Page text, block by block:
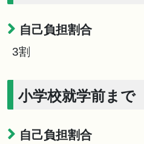
自己負担割合
3割
小学校就学前まで
自己負担割合